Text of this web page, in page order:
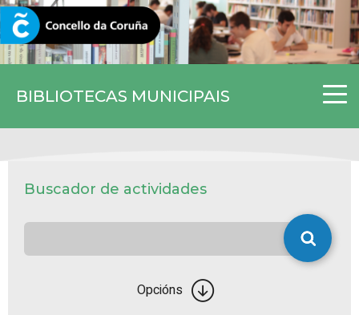
BIBLIOTECAS MUNICIPAIS
CORUNA.GAL
Buscador de actividades
Opcións